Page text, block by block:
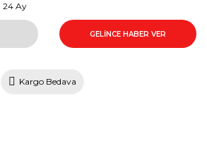
24 Ay
GELİNCE HABER VER
Kargo Bedava